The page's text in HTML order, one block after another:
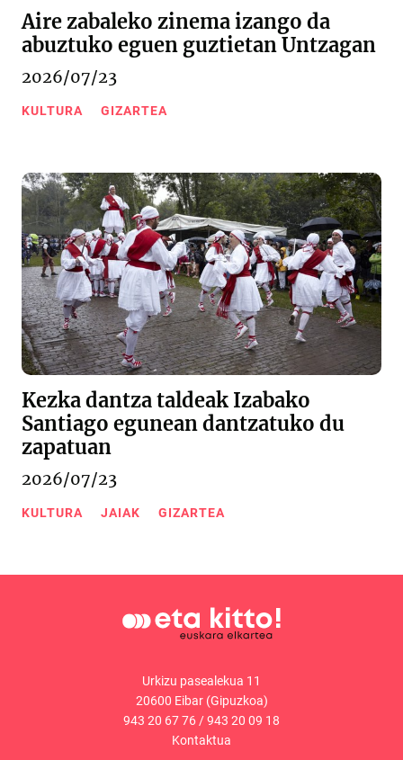
Aire zabaleko zinema izango da
abuztuko eguen guztietan Untzagan
2026/07/23
KULTURA GIZARTEA
Kezka dantza taldeak Izabako
Santiago egunean dantzatuko du
zapatuan
2026/07/23
KULTURA JAIAK GIZARTEA
Urkizu pasealekua 11
20600 Eibar (Gipuzkoa)
943 20 67 76 /943 20 09 18
Kontaktua